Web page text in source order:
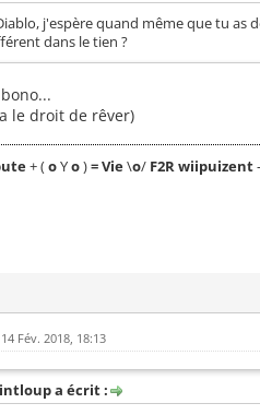
j'espère quand même que tu as
dans le tien ?
le droit de rêver)
+ (oYo)= Vie\o/F2R wiipuizent
Fév. 2018, 18:13
a écrit :